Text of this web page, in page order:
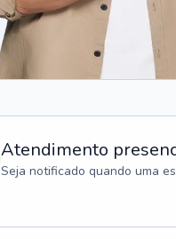
Atendimento
Seja notificado quando uma